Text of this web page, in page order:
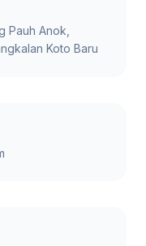
Pauh Anok,
Koto Baru